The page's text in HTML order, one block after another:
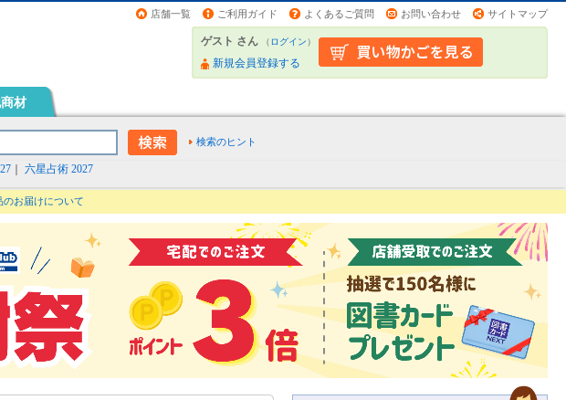
店舗一覧 ご利用ガイド よくあるご質問 お問い合わせ サイトマップ
ゲスト さん （ログイン）
新規会員登録する
材
検索のヒント
六星占術 2027
のお届けについて